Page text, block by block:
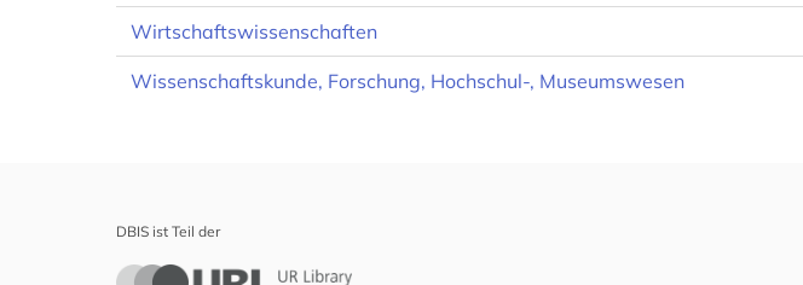
Wirtschaftswissenschaften
Wissenschaftskunde, Forschung, Hochschul-, Museumswesen
DBIS ist Teil der